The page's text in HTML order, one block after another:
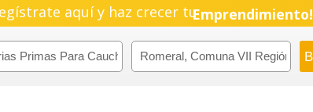
aquí y haz crecer tuEmprendimiento!